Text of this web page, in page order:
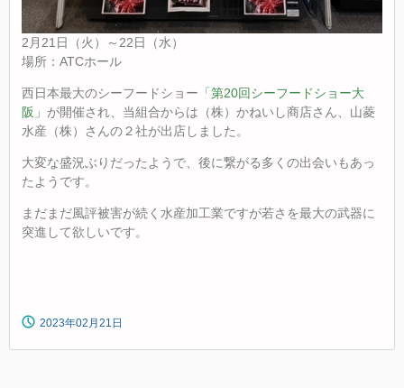
2月21日（火）～22日（水）
場所：ATCホール
西日本最大のシーフードショー 「第20回シーフードショー大
阪」 が開催され、当組合からは（株）かねいし商店さん、山菱
水産（株）さんの２社が出店しました。
大変な盛況ぶりだったようで、後に繋がる多くの出会いもあっ
たようです。
まだまだ風評被害が続く水産加工業ですが若さを最大の武器に
突進して欲しいです。
2023年02月21日